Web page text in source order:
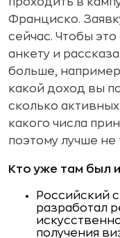
проходить в
Франциско.
сейчас. Чтобы
анкету и
больше,
какой доход вы
сколько
какого числа
поэтому лучше не
Кто уже там был
Российский
разработал
получения